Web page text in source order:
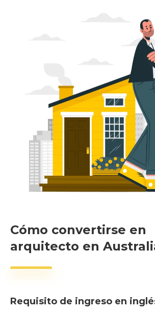
Cómo convertirse en
arquitecto en
Requisito de ingreso en